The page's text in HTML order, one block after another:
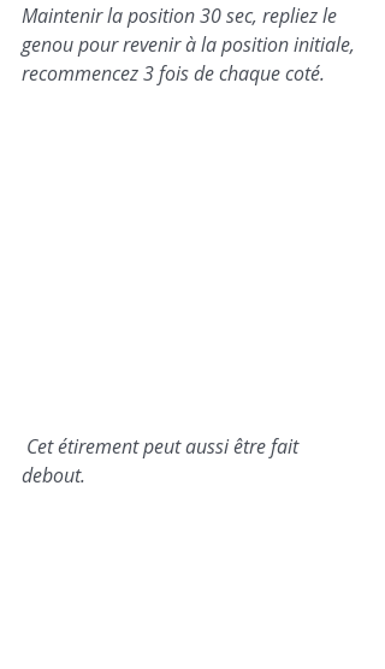
Maintenir la position 30 sec, repliez le
genou pour revenir à la position initiale,
recommencez 3 fois de chaque coté.
Cet étirement peut aussi être fait
debout.